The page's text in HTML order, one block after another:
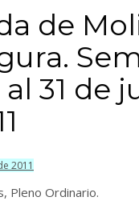
de
31 de
2011
Pleno Ordinario.